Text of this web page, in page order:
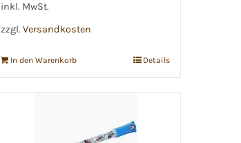
inkl. MwSt.
zzgl. Versandkosten
In den Warenkorb Details